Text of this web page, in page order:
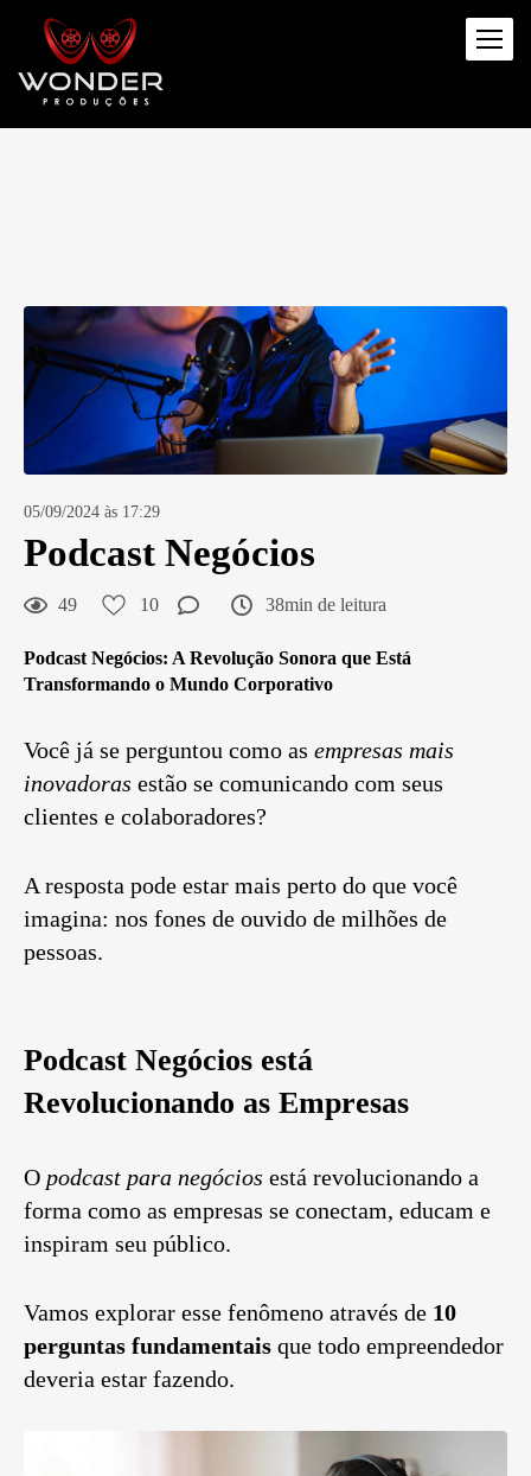
05/09/2024 às 17:29
Podcast Negócios
49 10 38min de leitura
Podcast Negócios: A Revolução Sonora que Está
Transformando o Mundo Corporativo
Você já se perguntou como as empresas mais
inovadoras estão se comunicando com seus
clientes e colaboradores?
A resposta pode estar mais perto do que você
imagina: nos fones de ouvido de milhões de
pessoas.
Podcast Negócios está
Revolucionando as Empresas
O podcast para negócios está revolucionando a
forma como as empresas se conectam, educam e
inspiram seu público.
Vamos explorar esse fenômeno através de 10
perguntas fundamentais que todo empreendedor
deveria estar fazendo.